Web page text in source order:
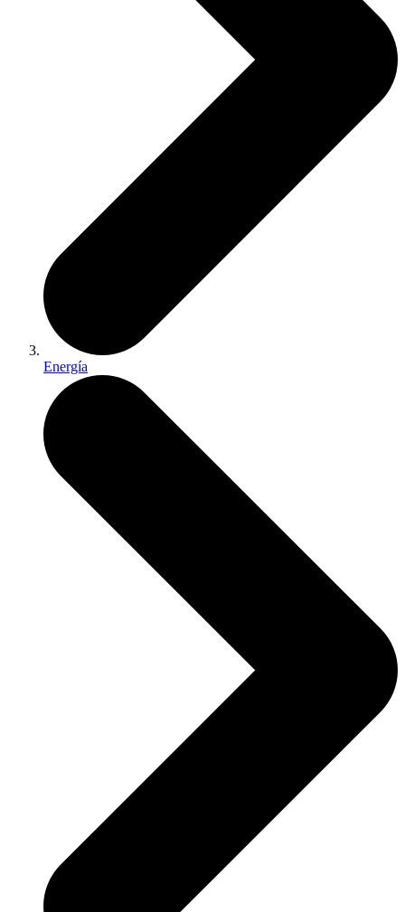
Energía